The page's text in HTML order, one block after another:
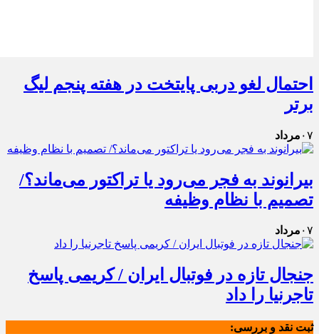
احتمال لغو دربی پایتخت در هفته پنجم لیگ
برتر
۰۷ مرداد
بیرانوند به فجر می‌رود یا تراکتور می‌ماند؟/
تصمیم با نظام وظیفه
۰۷ مرداد
جنجال تازه در فوتبال ایران / کریمی پاسخ
تاجرنیا را داد
ثبت نقد و بررسی: